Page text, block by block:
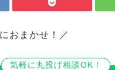
におまかせ！／
気軽に丸投げ相談OK！